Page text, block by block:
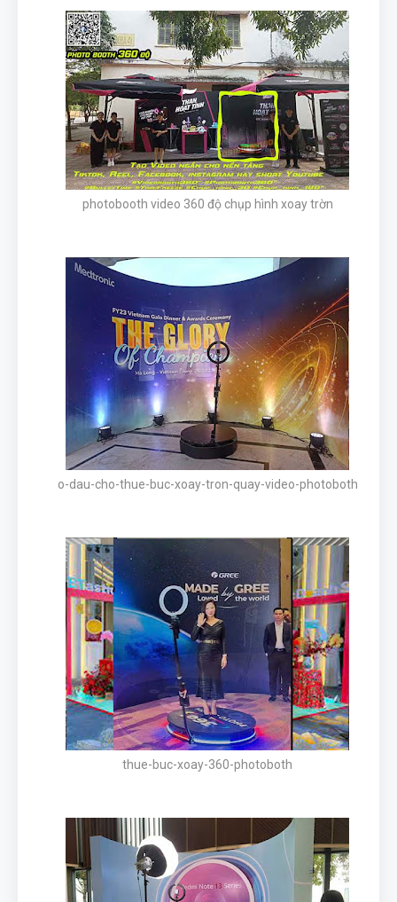
photobooth video 360 độ chụp hình xoay trờn
o-dau-cho-thue-buc-xoay-tron-quay-video-photoboth
thue-buc-xoay-360-photoboth